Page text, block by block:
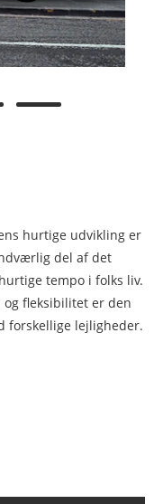
hurtige udvikling er
del af det
tempo i folks liv.
og fleksibilitet er den
forskellige lejligheder.